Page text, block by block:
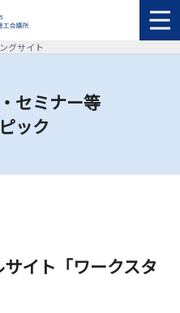
グサイト
セミナー等
ック
イト「ワークスタ